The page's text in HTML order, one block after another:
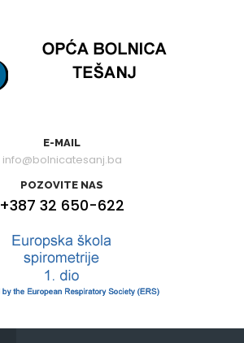
E-MAIL
info@bolnicatesanj.ba
POZOVITE NAS
+387 32 650-622